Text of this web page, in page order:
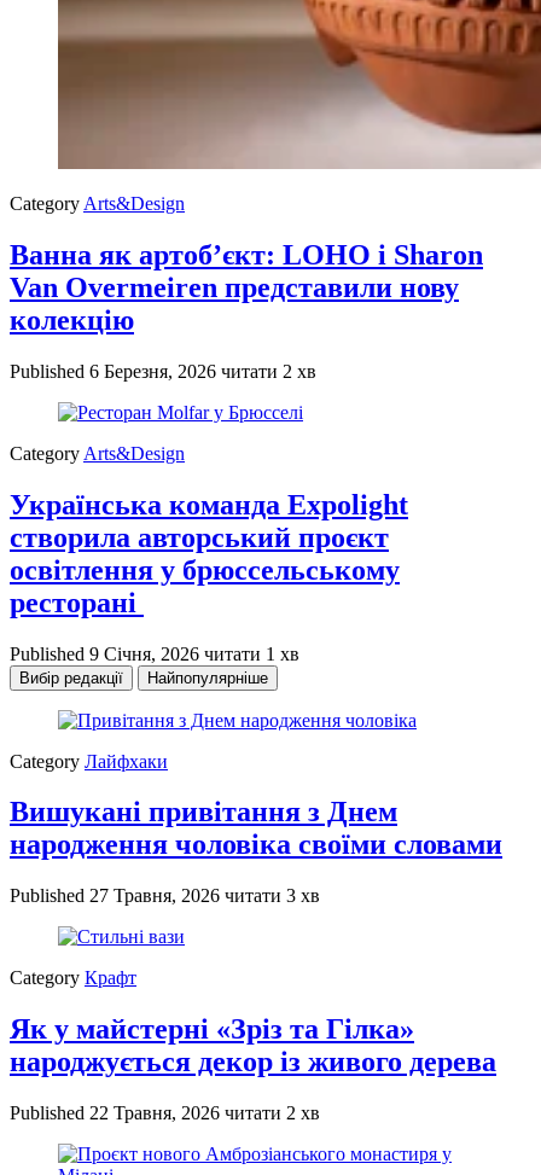
Category Arts&Design
Ванна як артоб’єкт: LOHO і Sharon
Van Overmeiren представили нову
колекцію
Published 6 Березня, 2026 читати 2 хв
Category Arts&Design
Українська команда Expolight
створила авторський проєкт
освітлення у брюссельському
ресторані
Published 9 Січня, 2026 читати 1 хв
Вибір редакції Найпопулярніше
Category Лайфхаки
Вишукані привітання з Днем
народження чоловіка своїми словами
Published 27 Травня, 2026 читати 3 хв
Category Крафт
Як у майстерні «Зріз та Гілка»
народжується декор із живого дерева
Published 22 Травня, 2026 читати 2 хв